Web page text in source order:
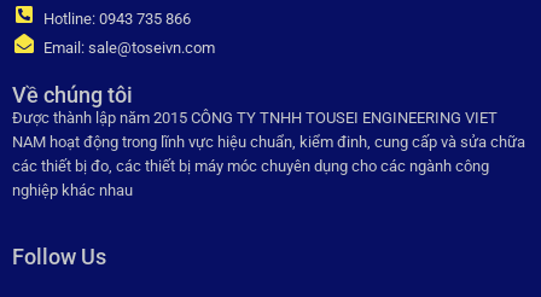
Hotline: 0943 735 866
Email: sale@toseivn.com
Về chúng tôi
Được thành lập năm 2015 CÔNG TY TNHH TOUSEI ENGINEERING VIET
NAM hoạt động trong lĩnh vực hiệu chuẩn, kiểm đinh, cung cấp và sửa chữa
các thiết bị đo, các thiết bị máy móc chuyên dụng cho các ngành công
nghiệp khác nhau
Follow Us